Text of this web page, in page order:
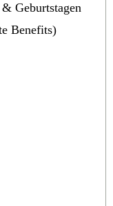
Geburtstagen
Benefits)